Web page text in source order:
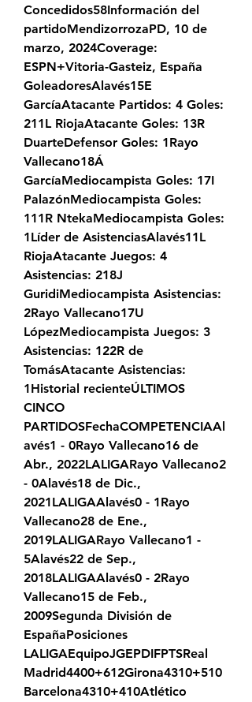
Concedidos58Información del
partidoMendizorrozaPD, 10 de
marzo, 2024Coverage:
ESPN+Vitoria-Gasteiz, España
GoleadoresAlavés15E
GarcíaAtacante Partidos: 4 Goles:
211L RiojaAtacante Goles: 13R
DuarteDefensor Goles: 1Rayo
Vallecano18Á
GarcíaMediocampista Goles: 17I
PalazónMediocampista Goles:
111R NtekaMediocampista Goles:
1Líder de AsistenciasAlavés11L
RiojaAtacante Juegos: 4
Asistencias: 218J
GuridiMediocampista Asistencias:
2Rayo Vallecano17U
LópezMediocampista Juegos: 3
Asistencias: 122R de
TomásAtacante Asistencias:
1Historial recienteÚLTIMOS
CINCO
PARTIDOSFechaCOMPETENCIAAl
avés1 - 0Rayo Vallecano16 de
Abr., 2022LALIGARayo Vallecano2
- 0Alavés18 de Dic.,
2021LALIGAAlavés0 - 1Rayo
Vallecano28 de Ene.,
2019LALIGARayo Vallecano1 -
5Alavés22 de Sep.,
2018LALIGAAlavés0 - 2Rayo
Vallecano15 de Feb.,
2009Segunda División de
EspañaPosiciones
LALIGAEquipoJGEPDIFPTSReal
Madrid4400+612Girona4310+510
Barcelona4310+410Atlético